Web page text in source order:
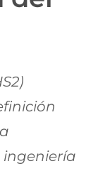
ingeniería